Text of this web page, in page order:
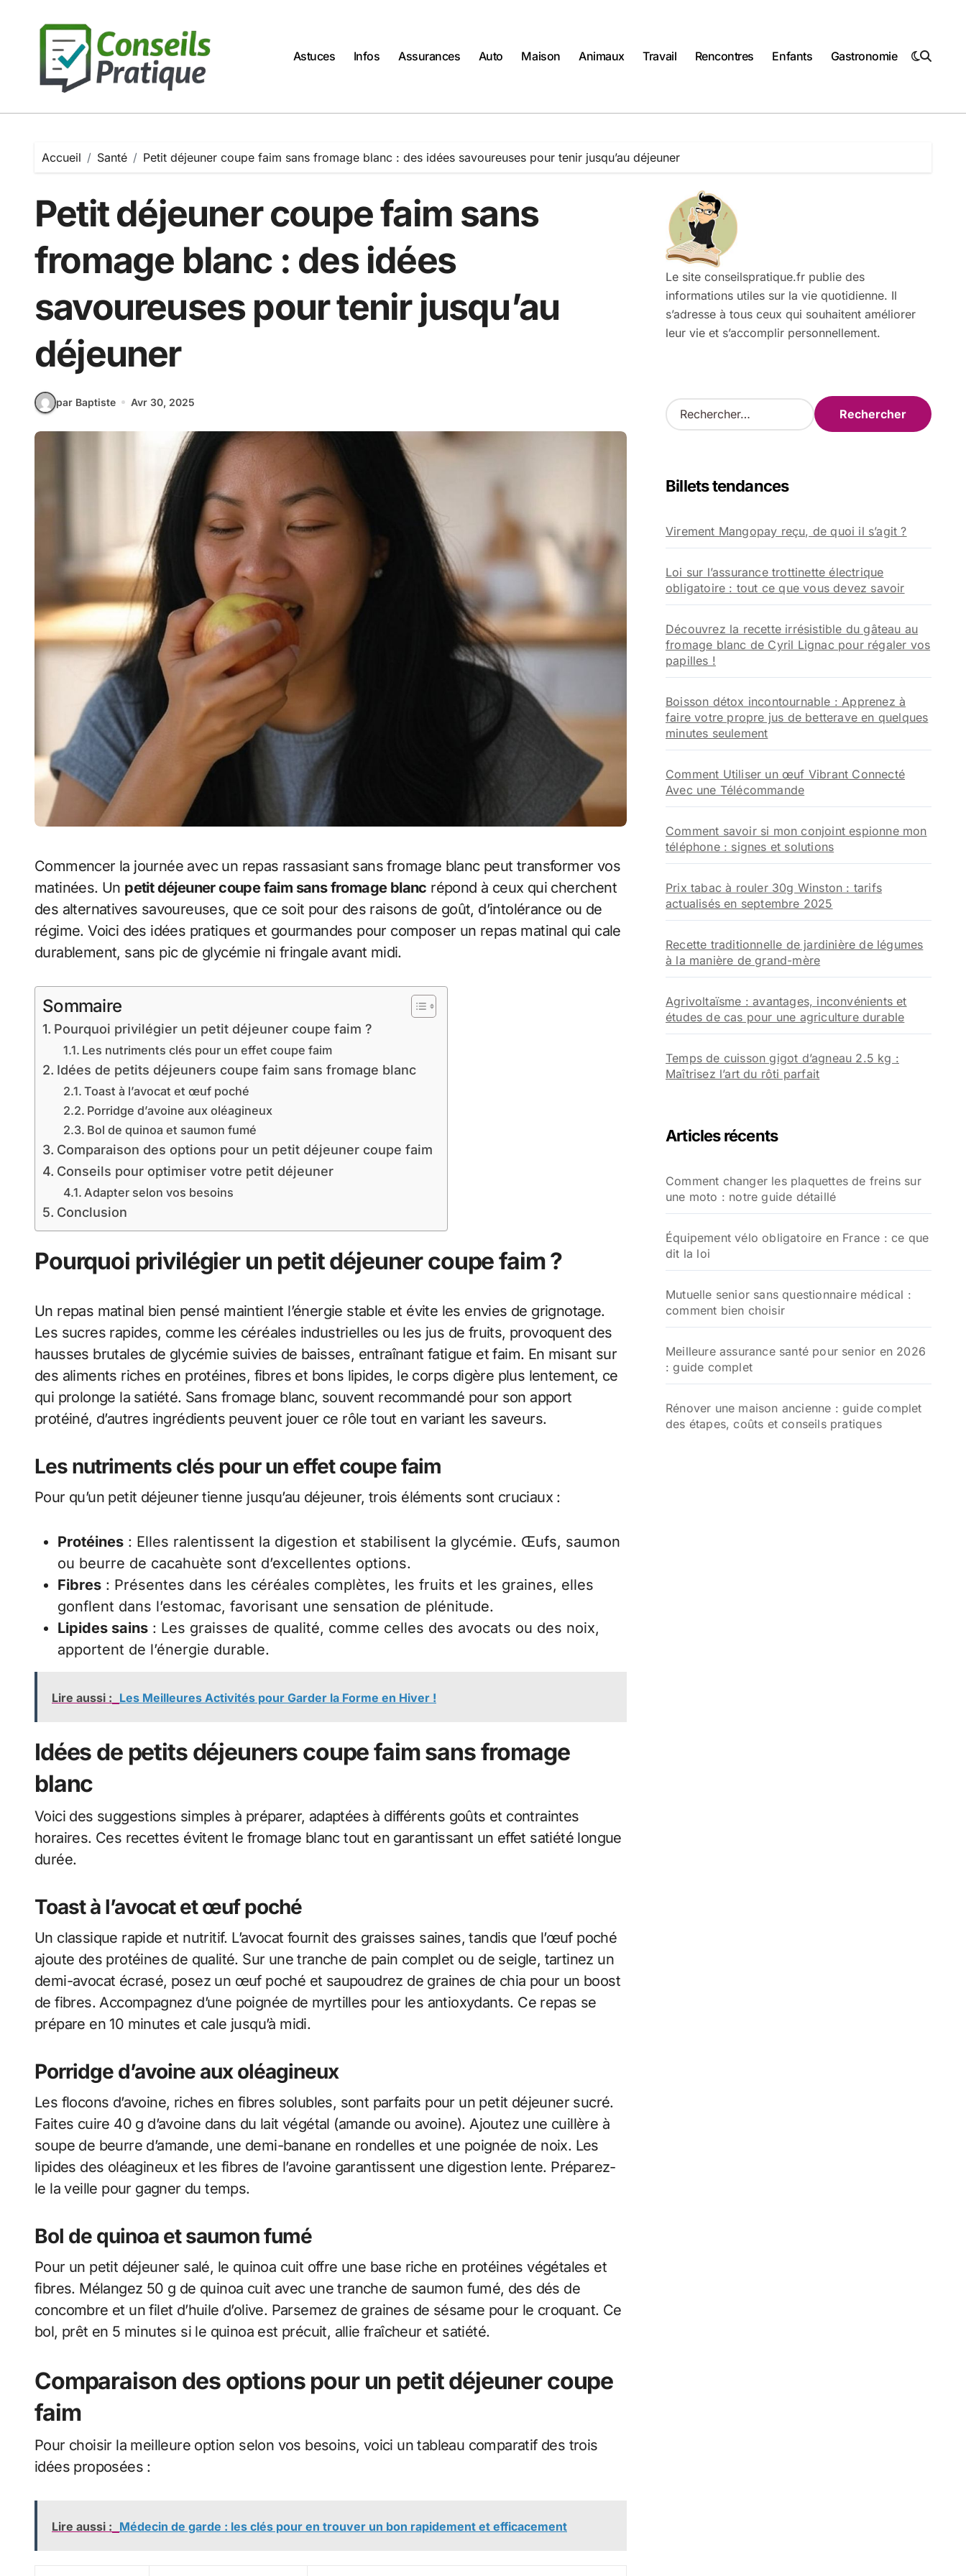
Astuces
Infos Assurances Auto Maison Animaux Travail Rencontres Enfants Gastronomie
Accueil Santé Petit déjeuner coupe faim sans fromage blanc : des idées savoureuses pour tenir jusqu’au déjeuner
Petit déjeuner coupe faim sans
fromage blanc : des idées
savoureuses pour tenir jusqu’au
déjeuner
par Baptiste Avr 30, 2025
Commencer la journée avec un repas rassasiant sans fromage blanc peut transformer vos
matinées. Un petit déjeuner coupe faim sans fromage blanc répond à ceux qui cherchent
des alternatives savoureuses, que ce soit pour des raisons de goût, d’intolérance ou de
régime. Voici des idées pratiques et gourmandes pour composer un repas matinal qui cale
durablement, sans pic de glycémie ni fringale avant midi.
Sommaire
Pourquoi privilégier un petit déjeuner coupe faim ?
Les nutriments clés pour un effet coupe faim
Idées de petits déjeuners coupe faim sans fromage blanc
Toast à l’avocat et œuf poché
Porridge d’avoine aux oléagineux
Bol de quinoa et saumon fumé
Comparaison des options pour un petit déjeuner coupe faim
Conseils pour optimiser votre petit déjeuner
Adapter selon vos besoins
Conclusion
Pourquoi privilégier un petit déjeuner coupe faim ?
Un repas matinal bien pensé maintient l’énergie stable et évite les envies de grignotage.
Les sucres rapides, comme les céréales industrielles ou les jus de fruits, provoquent des
hausses brutales de glycémie suivies de baisses, entraînant fatigue et faim. En misant sur
des aliments riches en protéines, fibres et bons lipides, le corps digère plus lentement, ce
qui prolonge la satiété. Sans fromage blanc, souvent recommandé pour son apport
protéiné, d’autres ingrédients peuvent jouer ce rôle tout en variant les saveurs.
Les nutriments clés pour un effet coupe faim
Pour qu’un petit déjeuner tienne jusqu’au déjeuner, trois éléments sont cruciaux :
Protéines : Elles ralentissent la digestion et stabilisent la glycémie. Œufs, saumon
ou beurre de cacahuète sont d’excellentes options.
Fibres : Présentes dans les céréales complètes, les fruits et les graines, elles
gonflent dans l’estomac, favorisant une sensation de plénitude.
Lipides sains : Les graisses de qualité, comme celles des avocats ou des noix,
apportent de l’énergie durable.
Lire aussi : Les Meilleures Activités pour Garder la Forme en Hiver !
Idées de petits déjeuners coupe faim sans fromage
blanc
Voici des suggestions simples à préparer, adaptées à différents goûts et contraintes
horaires. Ces recettes évitent le fromage blanc tout en garantissant un effet satiété longue
durée.
Toast à l’avocat et œuf poché
Un classique rapide et nutritif. L’avocat fournit des graisses saines, tandis que l’œuf poché
ajoute des protéines de qualité. Sur une tranche de pain complet ou de seigle, tartinez un
demi-avocat écrasé, posez un œuf poché et saupoudrez de graines de chia pour un boost
de fibres. Accompagnez d’une poignée de myrtilles pour les antioxydants. Ce repas se
prépare en 10 minutes et cale jusqu’à midi.
Porridge d’avoine aux oléagineux
Les flocons d’avoine, riches en fibres solubles, sont parfaits pour un petit déjeuner sucré.
Faites cuire 40 g d’avoine dans du lait végétal (amande ou avoine). Ajoutez une cuillère à
soupe de beurre d’amande, une demi-banane en rondelles et une poignée de noix. Les
lipides des oléagineux et les fibres de l’avoine garantissent une digestion lente. Préparez-
le la veille pour gagner du temps.
Bol de quinoa et saumon fumé
Pour un petit déjeuner salé, le quinoa cuit offre une base riche en protéines végétales et
fibres. Mélangez 50 g de quinoa cuit avec une tranche de saumon fumé, des dés de
concombre et un filet d’huile d’olive. Parsemez de graines de sésame pour le croquant. Ce
bol, prêt en 5 minutes si le quinoa est précuit, allie fraîcheur et satiété.
Comparaison des options pour un petit déjeuner coupe
faim
Pour choisir la meilleure option selon vos besoins, voici un tableau comparatif des trois
idées proposées :
Lire aussi : Médecin de garde : les clés pour en trouver un bon rapidement et efficacement
Le site conseilspratique.fr publie des
informations utiles sur la vie quotidienne. Il
s’adresse à tous ceux qui souhaitent améliorer
leur vie et s’accomplir personnellement.
R
e
r
e
r
:
Billets tendances
Virement Mangopay reçu, de quoi il s’agit ?
Loi sur l’assurance trottinette électrique
obligatoire : tout ce que vous devez savoir
Découvrez la recette irrésistible du gâteau au
fromage blanc de Cyril Lignac pour régaler vos
papilles !
Boisson détox incontournable : Apprenez à
faire votre propre jus de betterave en quelques
minutes seulement
Comment Utiliser un œuf Vibrant Connecté
Avec une Télécommande
Comment savoir si mon conjoint espionne mon
téléphone : signes et solutions
Prix tabac à rouler 30g Winston : tarifs
actualisés en septembre 2025
Recette traditionnelle de jardinière de légumes
à la manière de grand-mère
Agrivoltaïsme : avantages, inconvénients et
études de cas pour une agriculture durable
Temps de cuisson gigot d’agneau 2.5 kg :
Maîtrisez l’art du rôti parfait
Articles récents
Comment changer les plaquettes de freins sur
une moto : notre guide détaillé
Équipement vélo obligatoire en France : ce que
dit la loi
Mutuelle senior sans questionnaire médical :
comment bien choisir
Meilleure assurance santé pour senior en 2026
: guide complet
Rénover une maison ancienne : guide complet
des étapes, coûts et conseils pratiques